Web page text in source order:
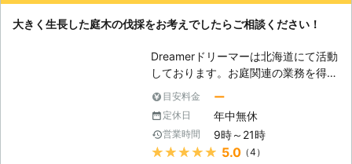
建築技術を活かした家の修理も承って
見て、お客様に寄り添ったサービスを
おこないます。 当店でできることな
ら何でも対応するので、まずはお電話
からお問い合わせください。現地調査
も無料でおこなっています。
「仕事で立ち合える時間がない」、
「実家が遠い」などの立ち合いが難し
ます。 ・作業が難しい場所でも対応
いたします。 高くて手の届かない場
所や、危険な場所などでも大丈夫で
んな場所でも作業いたします。 ・現
地調査や見積りは無料です。 伐採110
番では分かりやすい料金設定でお見積
大きく生長した庭木の伐採をお考えでしたらご相談ください！
Dreamerドリーマーは北海道にて活動
しております。お庭関連の業務を得意
としており、雑草の草刈りから庭木の
伐採まで幅広く対応可能です。庭木の
伐採はあまり機会がないかもしれませ
んが、その分、近隣への配慮や安全作
業の徹底が重要となります。例え、庭
目安料金 ー
定休日 年中無休
営業時間 9時～21時
★★★★★ 5.0（4）